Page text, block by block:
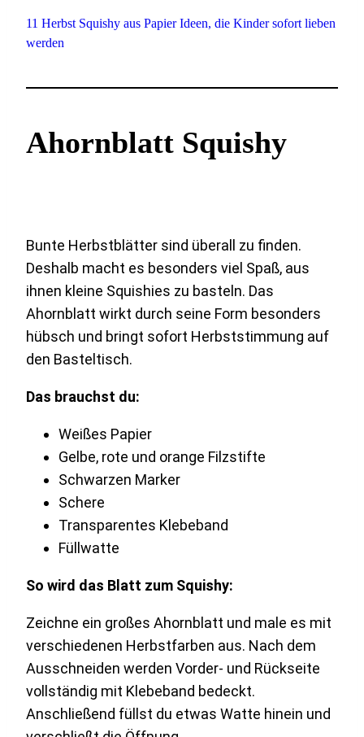
11 Herbst Squishy aus Papier Ideen, die Kinder sofort lieben
werden
Ahornblatt Squishy
Bunte Herbstblätter sind überall zu finden.
Deshalb macht es besonders viel Spaß, aus
ihnen kleine Squishies zu basteln. Das
Ahornblatt wirkt durch seine Form besonders
hübsch und bringt sofort Herbststimmung auf
den Basteltisch.
Das brauchst du:
Weißes Papier
Gelbe, rote und orange Filzstifte
Schwarzen Marker
Schere
Transparentes Klebeband
Füllwatte
So wird das Blatt zum Squishy:
Zeichne ein großes Ahornblatt und male es mit
verschiedenen Herbstfarben aus. Nach dem
Ausschneiden werden Vorder- und Rückseite
vollständig mit Klebeband bedeckt.
Anschließend füllst du etwas Watte hinein und